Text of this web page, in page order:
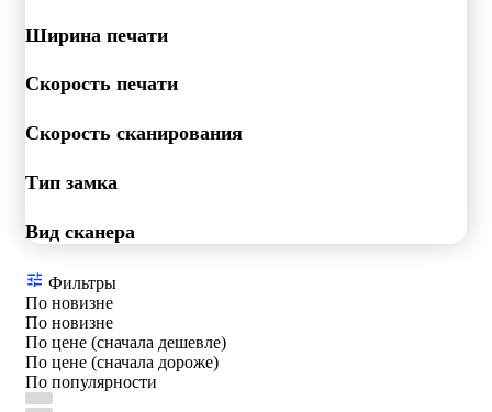
Ширина печати
Скорость печати
Скорость сканирования
Тип замка
Вид сканера
Фильтры
По новизне
По новизне
По цене (сначала дешевле)
По цене (сначала дороже)
По популярности